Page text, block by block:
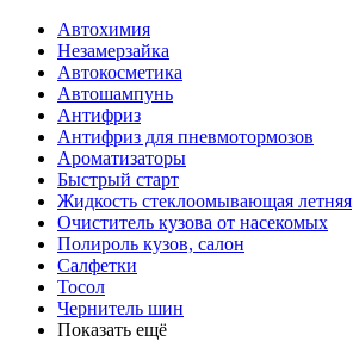
Автохимия
Незамерзайка
Автокосметика
Автошампунь
Антифриз
Антифриз для пневмотормозов
Ароматизаторы
Быстрый старт
Жидкость стеклоомывающая летняя
Очиститель кузова от насекомых
Полироль кузов, салон
Салфетки
Тосол
Чернитель шин
Показать ещё